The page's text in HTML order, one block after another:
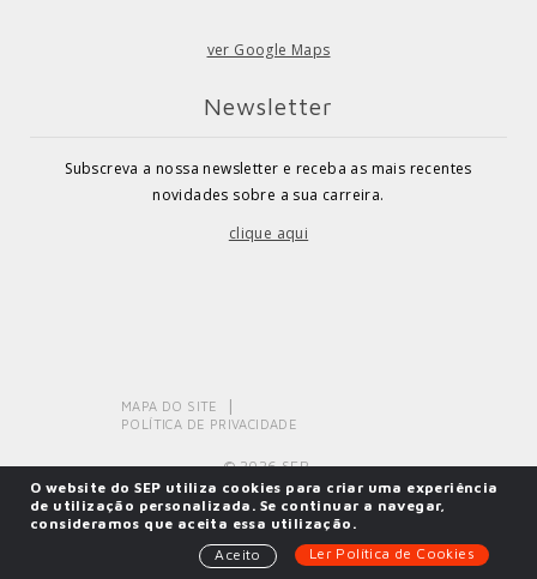
ver Google Maps
Newsletter
Subscreva a nossa newsletter e receba as mais recentes
novidades sobre a sua carreira.
clique aqui
MAPA DO SITE
POLÍTICA DE PRIVACIDADE
© 2026 SEP.
Powered bySOLOS
O website do SEP utiliza cookies para criar uma experiência
de utilização personalizada. Se continuar a navegar,
consideramos que aceita essa utilização.
Ler Política de Cookies
Aceito